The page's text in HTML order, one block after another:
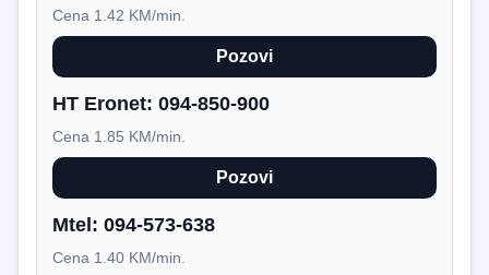
Cena 1.42 KM/min.
Pozovi
HT Eronet: 094-850-900
Cena 1.85 KM/min.
Pozovi
Mtel: 094-573-638
Cena 1.40 KM/min.